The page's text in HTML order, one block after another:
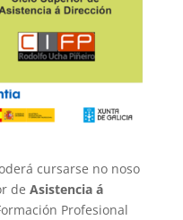
cursarse no noso
de Asistencia á
Profesional